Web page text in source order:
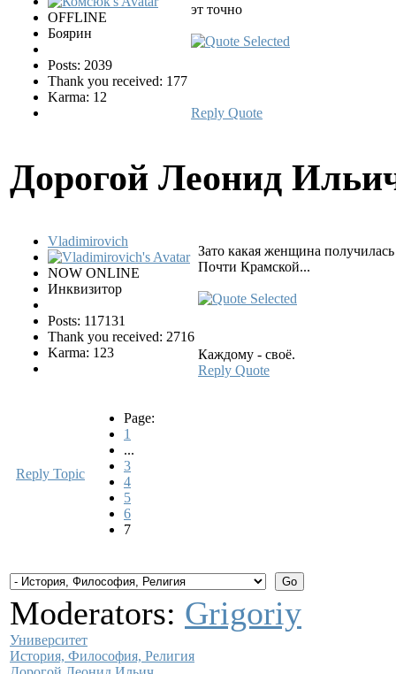
OFFLINE
Боярин
Posts: 2039
Thank you received: 177
Karma: 12
эт точно
Reply Quote
Дорогой Леонид
Vladimirovich
NOW ONLINE
Инквизитор
Posts: 117131
Thank you received: 2716
Karma: 123
Зато какая женщина
Почти Крамской...
Каждому - своё.
Reply Quote
Reply Topic
Page:
1
...
3
4
5
6
7
Moderators: Grigoriy
Университет
История, Философия, Религия